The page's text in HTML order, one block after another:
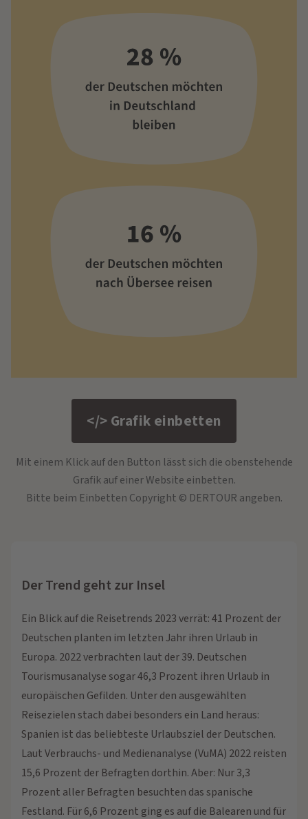
</> Grafik einbetten
Mit einem Klick auf den Button lässt sich die obenstehende
Grafik auf einer Website einbetten.
Bitte beim Einbetten Copyright © DERTOUR angeben.
Der Trend geht zur Insel
Ein Blick auf die Reisetrends 2023 verrät: 41 Prozent der
Deutschen planten im letzten Jahr ihren Urlaub in
Europa. 2022 verbrachten laut der 39. Deutschen
Tourismusanalyse sogar 46,3 Prozent ihren Urlaub in
europäischen Gefilden. Unter den ausgewählten
Reisezielen stach dabei besonders ein Land heraus:
Spanien ist das beliebteste Urlaubsziel der Deutschen.
Laut Verbrauchs- und Medienanalyse (VuMA) 2022 reisten
15,6 Prozent der Befragten dorthin. Aber: Nur 3,3
Prozent aller Befragten besuchten das spanische
Festland. Für 6,6 Prozent ging es auf die Balearen und für